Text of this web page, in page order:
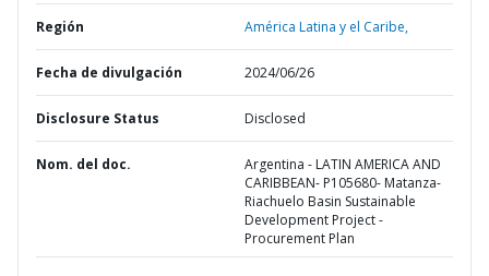
Región América Latina y el Caribe,
Fecha de divulgación 2024/06/26
Disclosure Status Disclosed
Nom. del doc.
Argentina - LATIN AMERICA AND
CARIBBEAN- P105680- Matanza-
Riachuelo Basin Sustainable
Development Project -
Procurement Plan